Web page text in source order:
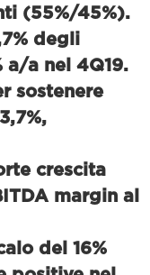
(55%/45%).
degli
a/a nel 4Q19.
sostenere
crescita
margin al
del 16%